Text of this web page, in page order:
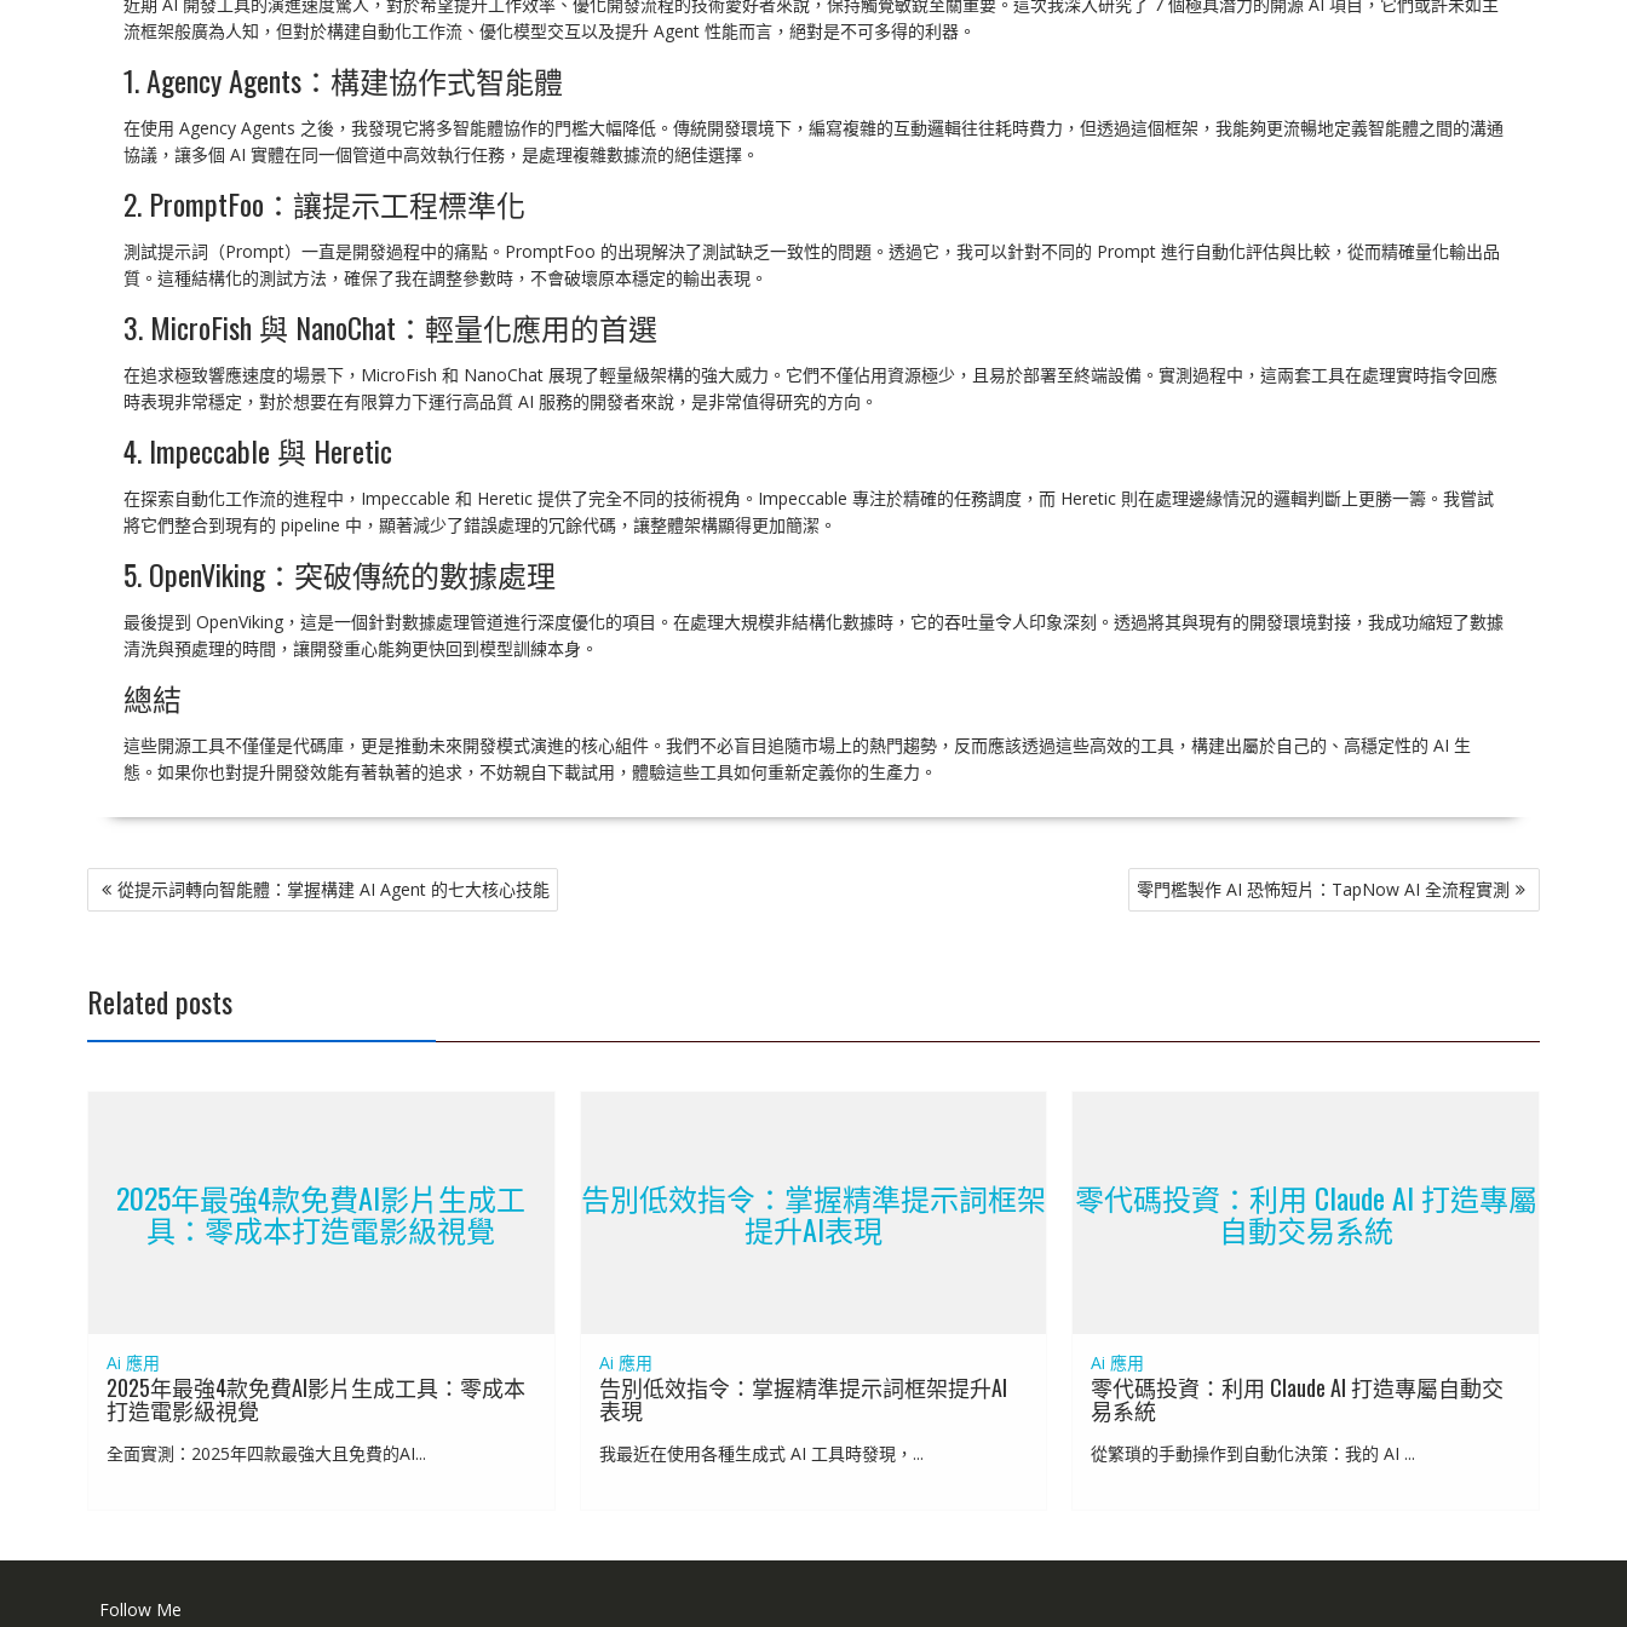
流框架般廣為人知，但對於構建自動化工作流、優化模型交互以及提升 Agent 性能而言，絕對是不可多得的利器。
1. Agency Agents：構建協作式智能體
在使用 Agency Agents 之後，我發現它將多智能體協作的門檻大幅降低。傳統開發環境下，編寫複雜的互動邏輯往往耗時費力，但透過這個框架，我能夠更流暢地定義智能體之間的溝通
協議，讓多個 AI 實體在同一個管道中高效執行任務，是處理複雜數據流的絕佳選擇。
2. PromptFoo：讓提示工程標準化
測試提示詞（Prompt）一直是開發過程中的痛點。PromptFoo 的出現解決了測試缺乏一致性的問題。透過它，我可以針對不同的 Prompt 進行自動化評估與比較，從而精確量化輸出品
質。這種結構化的測試方法，確保了我在調整參數時，不會破壞原本穩定的輸出表現。
3. MicroFish 與 NanoChat：輕量化應用的首選
在追求極致響應速度的場景下，MicroFish 和 NanoChat 展現了輕量級架構的強大威力。它們不僅佔用資源極少，且易於部署至終端設備。實測過程中，這兩套工具在處理實時指令回應
時表現非常穩定，對於想要在有限算力下運行高品質 AI 服務的開發者來說，是非常值得研究的方向。
4. Impeccable 與 Heretic
在探索自動化工作流的進程中，Impeccable 和 Heretic 提供了完全不同的技術視角。Impeccable 專注於精確的任務調度，而 Heretic 則在處理邊緣情況的邏輯判斷上更勝一籌。我嘗試
將它們整合到現有的 pipeline 中，顯著減少了錯誤處理的冗餘代碼，讓整體架構顯得更加簡潔。
5. OpenViking：突破傳統的數據處理
最後提到 OpenViking，這是一個針對數據處理管道進行深度優化的項目。在處理大規模非結構化數據時，它的吞吐量令人印象深刻。透過將其與現有的開發環境對接，我成功縮短了數據
清洗與預處理的時間，讓開發重心能夠更快回到模型訓練本身。
總結
這些開源工具不僅僅是代碼庫，更是推動未來開發模式演進的核心組件。我們不必盲目追隨市場上的熱門趨勢，反而應該透過這些高效的工具，構建出屬於自己的、高穩定性的 AI 生
態。如果你也對提升開發效能有著執著的追求，不妨親自下載試用，體驗這些工具如何重新定義你的生產力。
文
章
從提示詞轉向智能體：掌握構建 AI Agent 的七大核心技能 零門檻製作 AI 恐怖短片：TapNow AI 全流程實測
Related posts
2025年最強4款免費AI影片生成工
具：零成本打造電影級視覺
Ai 應用
2025年最強4款免費AI影片生成工具：零成本
打造電影級視覺
全面實測：2025年四款最強大且免費的AI...
告別低效指令：掌握精準提示詞框架
提升AI表現
Ai 應用
告別低效指令：掌握精準提示詞框架提升AI
表現
我最近在使用各種生成式 AI 工具時發現，...
零代碼投資：利用 Claude AI 打造專屬
自動交易系統
Ai 應用
零代碼投資：利用 Claude AI 打造專屬自動交
易系統
從繁瑣的手動操作到自動化決策：我的 AI ...
Follow Me